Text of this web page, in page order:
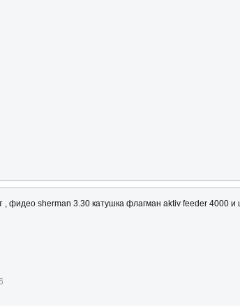
, фидео sherman 3.30 катушка флагман aktiv feeder 4000 и